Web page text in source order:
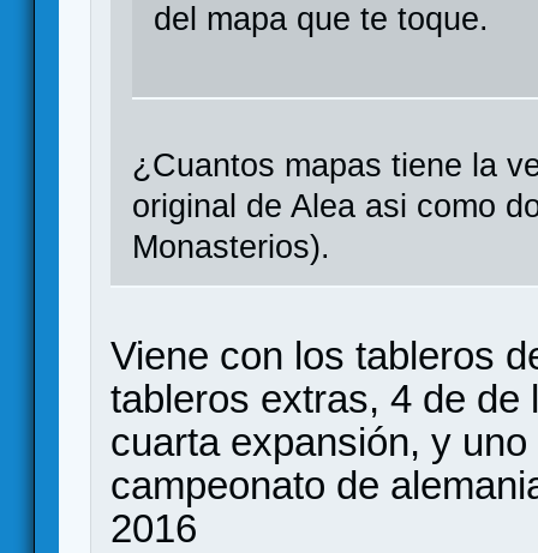
del mapa que te toque.
¿Cuantos mapas tiene la
original de Alea asi como
Monasterios).
Viene con los tableros
tableros extras, 4 de de
cuarta expansión, y
campeonato de
2016